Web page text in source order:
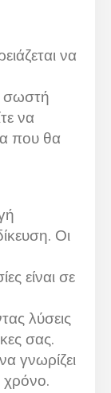
να
σωστή
να
που θα
Οι
είναι σε
λύσεις
σας.
γνωρίζει
χρόνο.